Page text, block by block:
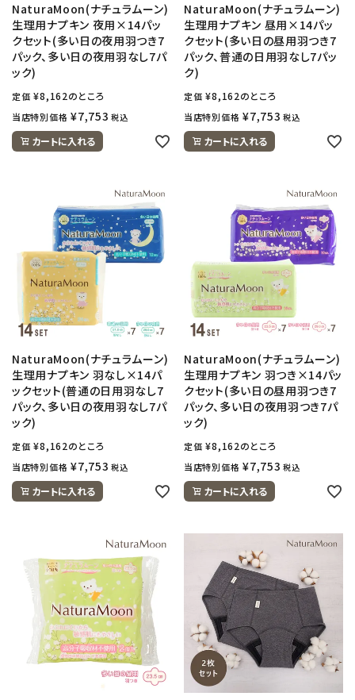
NaturaMoon(ナチュラムーン)
生理用ナプキン 夜用×14パッ
クセット(多い日の夜用羽つき7
パック、多い日の夜用羽なし7パ
ック)
定価 ¥8,162のところ
当店特別価格 ¥7,753 税込
カートに入れる
NaturaMoon(ナチュラムーン)
生理用ナプキン 昼用×14パッ
クセット(多い日の昼用羽つき7
パック、普通の日用羽なし7パッ
ク)
定価 ¥8,162のところ
当店特別価格 ¥7,753 税込
カートに入れる
NaturaMoon(ナチュラムーン)
生理用ナプキン 羽なし×14パ
ックセット(普通の日用羽なし7
パック、多い日の夜用羽なし7パ
ック)
定価 ¥8,162のところ
当店特別価格 ¥7,753 税込
カートに入れる
NaturaMoon(ナチュラムーン)
生理用ナプキン 羽つき×14パッ
クセット(多い日の昼用羽つき7
パック、多い日の夜用羽つき7パ
ック)
定価 ¥8,162のところ
当店特別価格 ¥7,753 税込
カートに入れる